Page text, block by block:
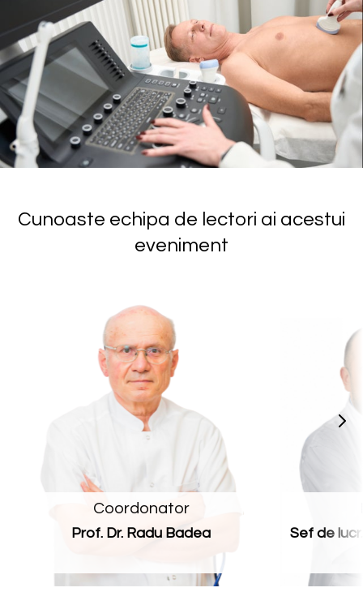
Cunoaste echipa de lectori ai acestui
eveniment
Coordonator
Prof. Dr. Radu Badea Sef de